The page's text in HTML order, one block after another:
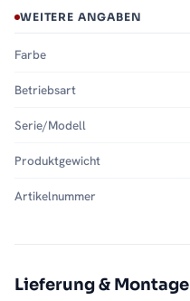
WEITERE ANGABEN
Farbe
Betriebsart
Serie/Modell
Produktgewicht
Artikelnummer
Lieferung & Montage